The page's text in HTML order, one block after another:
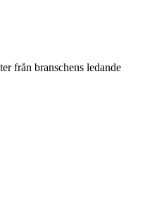
från branschens ledande